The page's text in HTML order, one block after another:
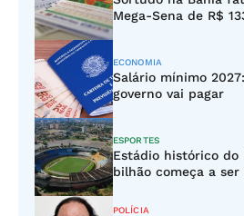
Mega-Sena de R$
ECONOMIA
Salário mínimo
governo vai pagar
ESPORTES
Estádio histórico do
bilhão começa a ser
POLÍCIA